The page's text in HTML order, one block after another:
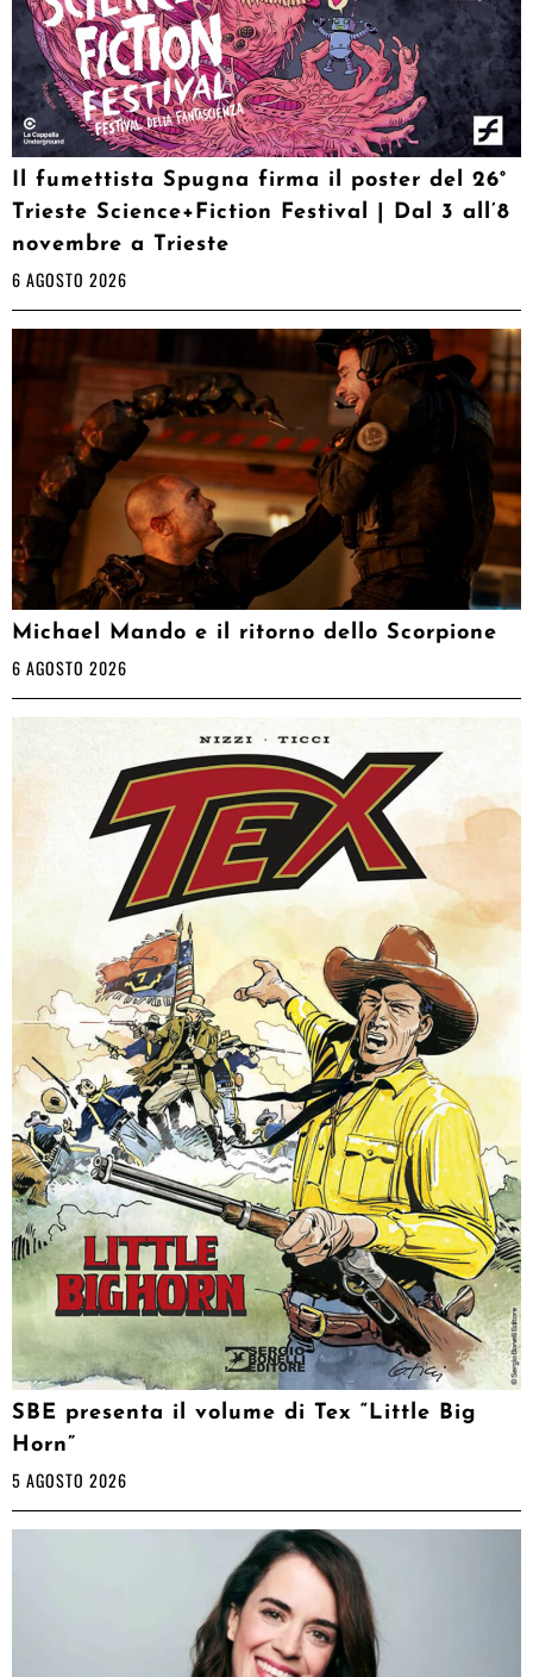
Il fumettista Spugna firma il poster del 26°
Trieste Science+Fiction Festival | Dal 3 all’8
novembre a Trieste
6 AGOSTO 2026
Michael Mando e il ritorno dello Scorpione
6 AGOSTO 2026
SBE presenta il volume di Tex “Little Big
Horn”
5 AGOSTO 2026